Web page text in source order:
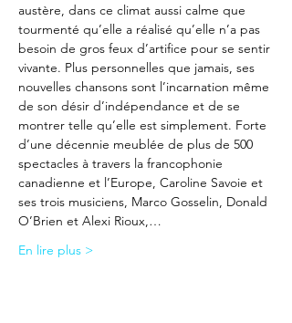
austère, dans ce climat aussi calme que
tourmenté qu’elle a réalisé qu’elle n’a pas
besoin de gros feux d’artifice pour se sentir
vivante. Plus personnelles que jamais, ses
nouvelles chansons sont l’incarnation même
de son désir d’indépendance et de se
montrer telle qu’elle est simplement. Forte
d’une décennie meublée de plus de 500
spectacles à travers la francophonie
canadienne et l’Europe, Caroline Savoie et
ses trois musiciens, Marco Gosselin, Donald
O’Brien et Alexi Rioux,…
En lire plus >